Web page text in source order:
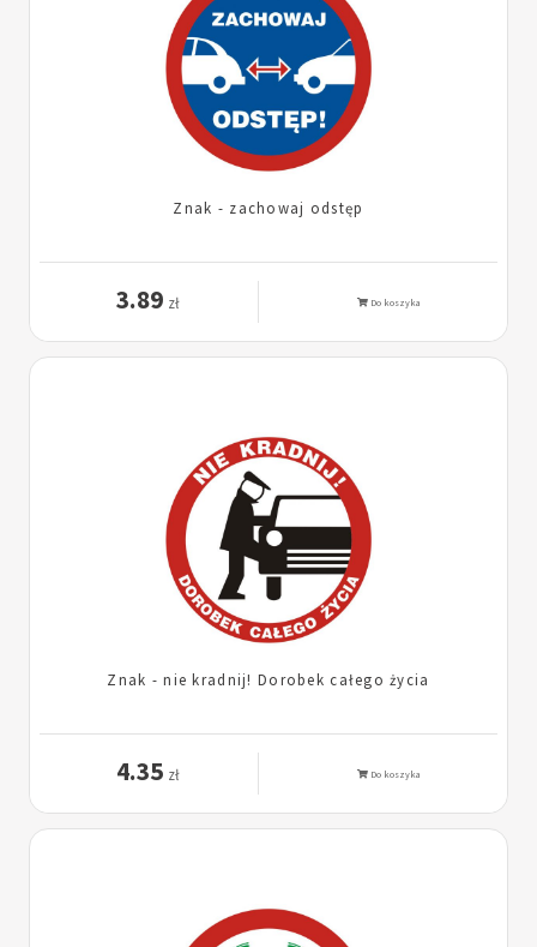
Znak - zachowaj odstęp
3.89 zł Do koszyka
Znak - nie kradnij! Dorobek całego życia
4.35 zł Do koszyka